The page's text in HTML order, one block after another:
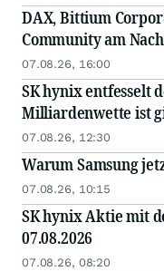
DAX, Bittium
Community am
07.08.26, 16:00
SK hynix entfesselt
Milliardenwette ist
07.08.26, 12:30
Warum Samsung
07.08.26, 10:15
SK hynix Aktie mit
07.08.2026
07.08.26, 08:20